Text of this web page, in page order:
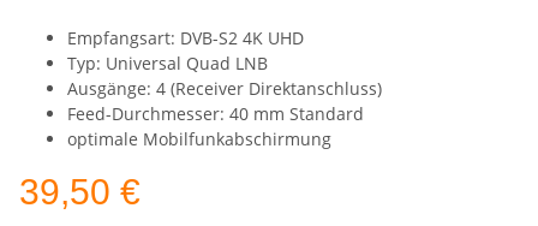
Empfangsart: DVB-S2 4K UHD
Typ: Universal Quad LNB
Ausgänge: 4 (Receiver Direktanschluss)
Feed-Durchmesser: 40 mm Standard
optimale Mobilfunkabschirmung
39,50 €